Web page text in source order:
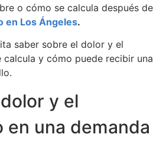
o cómo se calcula después de
en Los Ángeles.
saber sobre el dolor y el
calcula y cómo puede recibir una
y el
en una demanda